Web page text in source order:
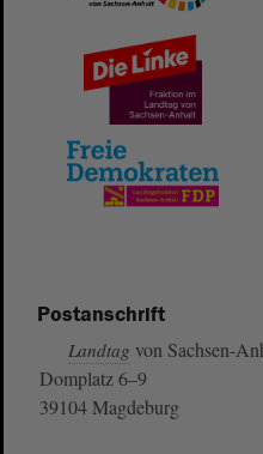
Postanschrift
Landtag von Sachsen-
Domplatz 6–9
39104 Magdeburg